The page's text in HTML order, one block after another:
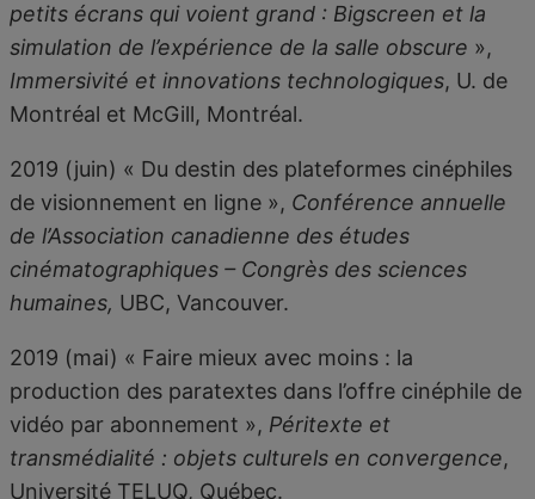
petits écrans qui voient grand : Bigscreen et la
simulation de l’expérience de la salle obscure »,
Immersivité et innovations technologiques, U. de
Montréal et McGill, Montréal.
2019 (juin) « Du destin des plateformes cinéphiles
de visionnement en ligne », Conférence annuelle
de l’Association canadienne des études
cinématographiques – Congrès des sciences
humaines, UBC, Vancouver.
2019 (mai) « Faire mieux avec moins : la
production des paratextes dans l’offre cinéphile de
vidéo par abonnement », Péritexte et
transmédialité : objets culturels en convergence,
Université TELUQ, Québec.